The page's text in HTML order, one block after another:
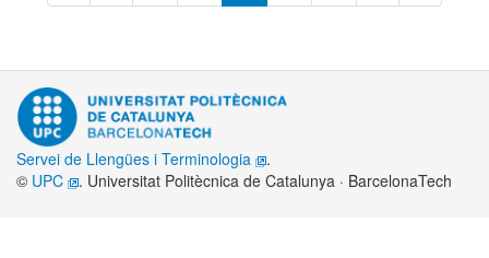
Servei de Llengües i Terminologia
.
© UPC . Universitat Politècnica de Catalunya · BarcelonaTech